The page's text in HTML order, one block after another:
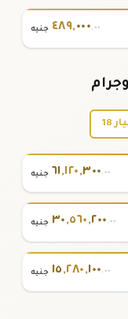
٤٨٩,٠٠٠.٠٠ جنيه
18
٦١,١٢٠,٣٠٠.٠٠ جنيه
٣٠,٥٦٠,٢٠٠.٠٠ جنيه
١٥,٢٨٠,١٠٠.٠٠ جنيه